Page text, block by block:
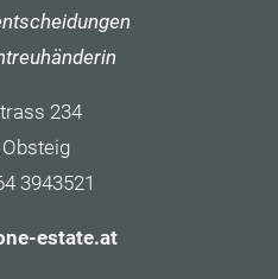
234
3943521
estate.at